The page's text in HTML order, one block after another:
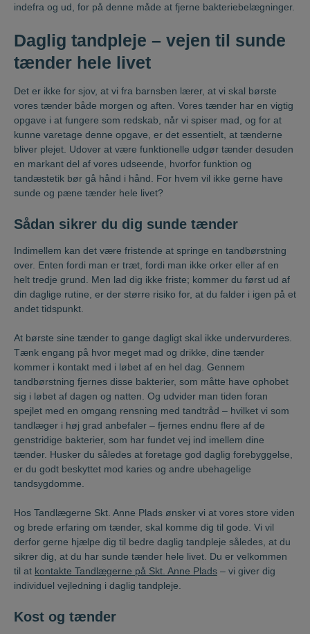
indefra og ud, for på denne måde at fjerne bakteriebelægninger.
Daglig tandpleje – vejen til sunde
tænder hele livet
Det er ikke for sjov, at vi fra barnsben lærer, at vi skal børste
vores tænder både morgen og aften. Vores tænder har en vigtig
opgave i at fungere som redskab, når vi spiser mad, og for at
kunne varetage denne opgave, er det essentielt, at tænderne
bliver plejet. Udover at være funktionelle udgør tænder desuden
en markant del af vores udseende, hvorfor funktion og
tandæstetik bør gå hånd i hånd. For hvem vil ikke gerne have
sunde og pæne tænder hele livet?
Sådan sikrer du dig sunde tænder
Indimellem kan det være fristende at springe en tandbørstning
over. Enten fordi man er træt, fordi man ikke orker eller af en
helt tredje grund. Men lad dig ikke friste; kommer du først ud af
din daglige rutine, er der større risiko for, at du falder i igen på et
andet tidspunkt.
At børste sine tænder to gange dagligt skal ikke undervurderes.
Tænk engang på hvor meget mad og drikke, dine tænder
kommer i kontakt med i løbet af en hel dag. Gennem
tandbørstning fjernes disse bakterier, som måtte have ophobet
sig i løbet af dagen og natten. Og udvider man tiden foran
spejlet med en omgang rensning med tandtråd – hvilket vi som
tandlæger i høj grad anbefaler – fjernes endnu flere af de
genstridige bakterier, som har fundet vej ind imellem dine
tænder. Husker du således at foretage god daglig forebyggelse,
er du godt beskyttet mod karies og andre ubehagelige
tandsygdomme.
Hos Tandlægerne Skt. Anne Plads ønsker vi at vores store viden
og brede erfaring om tænder, skal komme dig til gode. Vi vil
derfor gerne hjælpe dig til bedre daglig tandpleje således, at du
sikrer dig, at du har sunde tænder hele livet. Du er velkommen
til at kontakte Tandlægerne på Skt. Anne Plads – vi giver dig
individuel vejledning i daglig tandpleje.
Kost og tænder